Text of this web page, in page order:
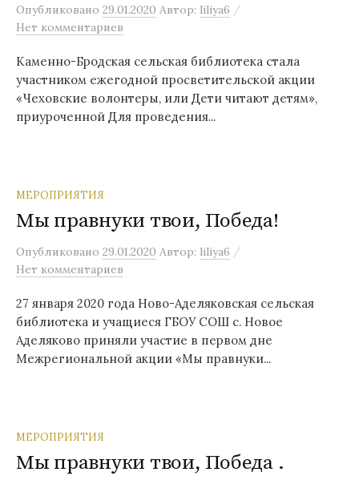
Опубликовано 29.01.2020 Автор: liliya6 /
Нет комментариев
Каменно-Бродская сельская библиотека стала
участником ежегодной просветительской акции
«Чеховские волонтеры, или Дети читают детям»,
приуроченной Для проведения...
МЕРОПРИЯТИЯ
Мы правнуки твои, Победа!
Опубликовано 29.01.2020 Автор: liliya6 /
Нет комментариев
27 января 2020 года Ново-Аделяковская сельская
библиотека и учащиеся ГБОУ СОШ с. Новое
Аделяково приняли участие в первом дне
Межрегиональной акции «Мы правнуки...
МЕРОПРИЯТИЯ
Мы правнуки твои, Победа .